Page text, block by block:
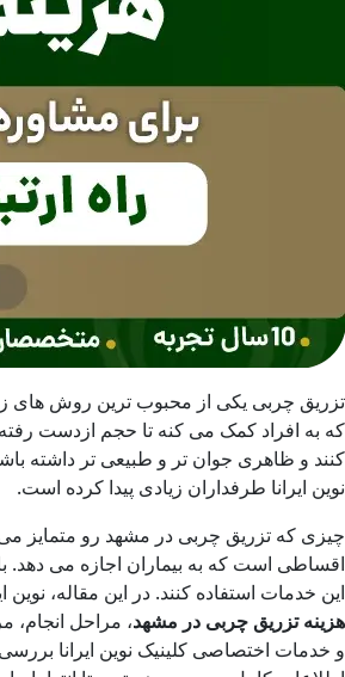
تزریق چربی یکی از محبوب ترین روش های
که به افراد کمک می کنه تا حجم ازدست رفته
کنند و ظاهری جوان تر و طبیعی تر داشته
نوین ایرانا طرفداران زیادی پیدا کرده است.
چیزی که تزریق چربی در مشهد رو متمایز می
اقساطی است که به بیماران اجازه می دهد.
این خدمات استفاده کنند. در این مقاله، نوین
هزینه تزریق چربی در مشهد، مراحل
و خدمات اختصاصی کلینیک نوین ایرانا